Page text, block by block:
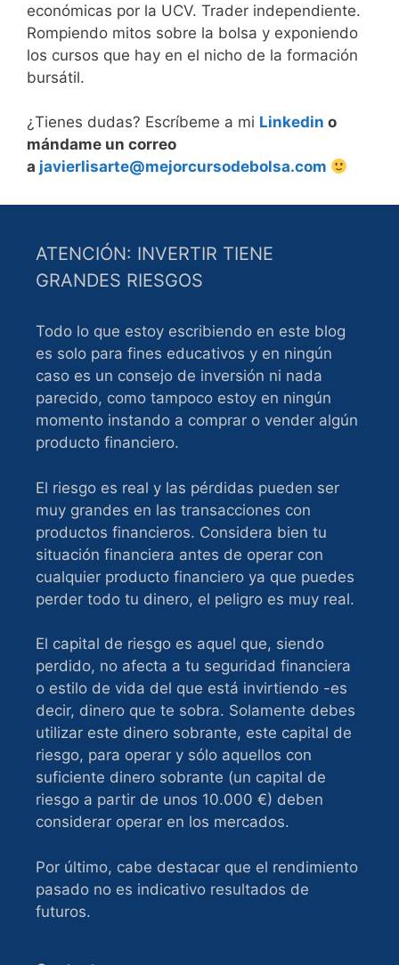
económicas por la UCV. Trader independiente.
Rompiendo mitos sobre la bolsa y exponiendo
los cursos que hay en el nicho de la formación
bursátil.
¿Tienes dudas? Escríbeme a mi Linkedin o
mándame un correo
a javierlisarte@mejorcursodebolsa.com
ATENCIÓN: INVERTIR TIENE
GRANDES RIESGOS
Todo lo que estoy escribiendo en este blog
es solo para fines educativos y en ningún
caso es un consejo de inversión ni nada
parecido, como tampoco estoy en ningún
momento instando a comprar o vender algún
producto financiero.
El riesgo es real y las pérdidas pueden ser
muy grandes en las transacciones con
productos financieros. Considera bien tu
situación financiera antes de operar con
cualquier producto financiero ya que puedes
perder todo tu dinero, el peligro es muy real.
El capital de riesgo es aquel que, siendo
perdido, no afecta a tu seguridad financiera
o estilo de vida del que está invirtiendo -es
decir, dinero que te sobra. Solamente debes
utilizar este dinero sobrante, este capital de
riesgo, para operar y sólo aquellos con
suficiente dinero sobrante (un capital de
riesgo a partir de unos 10.000 €) deben
considerar operar en los mercados.
Por último, cabe destacar que el rendimiento
pasado no es indicativo resultados de
futuros.